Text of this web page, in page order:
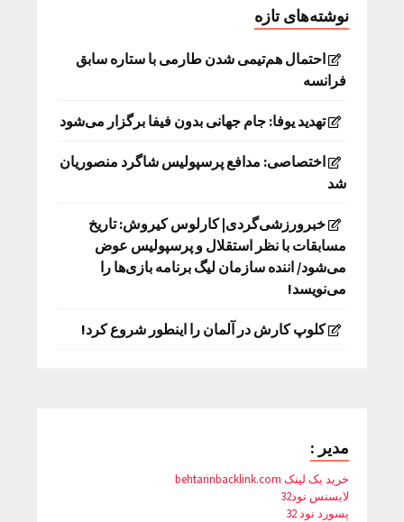
نوشته‌های تازه
احتمال هم‌تیمی شدن طارمی با ستاره سابق
فرانسه
تهدید یوفا: جام جهانی بدون فیفا برگزار می‌شود
اختصاصی: مدافع پرسپولیس شاگرد منصوریان
شد
خبرورزشی‌گردی| کارلوس کیروش: تاریخ
مسابقات با نظر استقلال و پرسپولیس عوض
می‌شود/ اننده سازمان لیگ برنامه بازی‌ها را
می‌نویسد!
کلوپ کارش در آلمان را اینطور شروع کرد!
مدیر :
خرید بک لینک behtarinbacklink.com
لایسنس نود32
پسورد نود 32